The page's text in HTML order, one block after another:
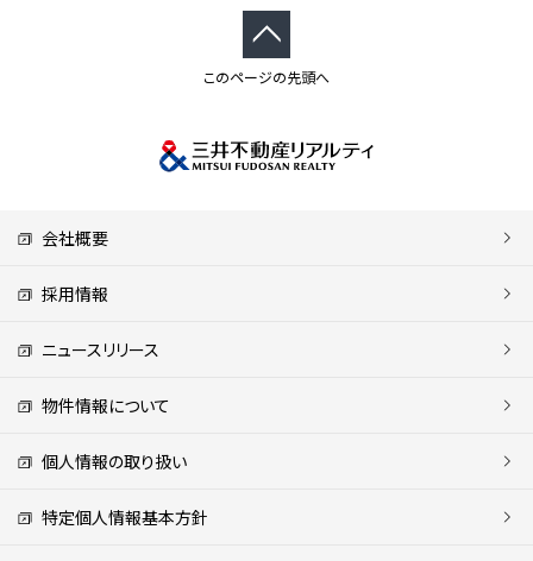
このページの先頭へ
会社概要
採用情報
ニュースリリース
物件情報について
個人情報の取り扱い
特定個人情報基本方針